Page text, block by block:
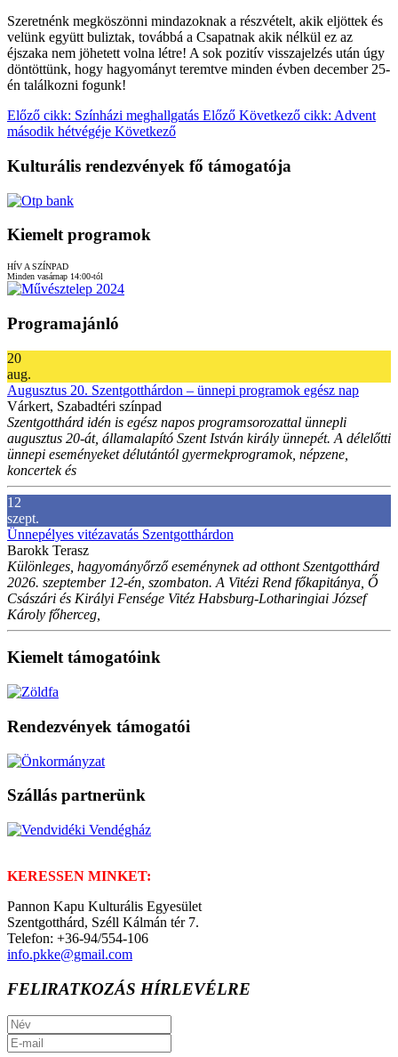
Szeretnénk megköszönni mindazoknak a részvételt, akik eljöttek és
velünk együtt buliztak, továbbá a Csapatnak akik nélkül ez az
éjszaka nem jöhetett volna létre! A sok pozitív visszajelzés után úgy
döntöttünk, hogy hagyományt teremtve minden évben december 25-
én találkozni fogunk!
Előző cikk: Színházi meghallgatás Előző Következő cikk: Advent
második hétvégéje Következő
Kulturális rendezvények fő támogatója
Kiemelt programok
HÍV A SZÍNPAD
Minden vasárnap 14:00-tól
Programajánló
20
aug.
Augusztus 20. Szentgotthárdon – ünnepi programok egész nap
Várkert, Szabadtéri színpad
Szentgotthárd idén is egész napos programsorozattal ünnepli
augusztus 20-át, államalapító Szent István király ünnepét. A délelőtti
ünnepi eseményeket délutántól gyermekprogramok, népzene,
koncertek és
12
szept.
Ünnepélyes vitézavatás Szentgotthárdon
Barokk Terasz
Különleges, hagyományőrző eseménynek ad otthont Szentgotthárd
2026. szeptember 12-én, szombaton. A Vitézi Rend főkapitánya, Ő
Császári és Királyi Fensége Vitéz Habsburg-Lotharingiai József
Károly főherceg,
Kiemelt támogatóink
Rendezvények támogatói
Szállás partnerünk
KERESSEN MINKET:
Pannon Kapu Kulturális Egyesület
Szentgotthárd, Széll Kálmán tér 7.
Telefon: +36-94/554-106
info.pkke@gmail.com
FELIRATKOZÁS HÍRLEVÉLRE